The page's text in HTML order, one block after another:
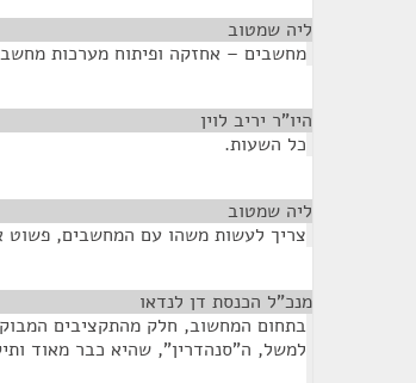
ליה שמטוב
מחשבים – אחזקה ופיתוח מערכות
היו"ר יריב לוין
כל השעות.
ליה שמטוב
צריך לעשות משהו עם המחשבים, פשוט
מנכ"ל הכנסת דן לנדאו
בתחום המחשוב, חלק מהתקציבים
למשל, ה"סנהדרין", שהיא כבר מאוד